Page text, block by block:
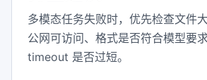
多模态任务失败时，优先检查文件
公网可访问、格式是否符合模型要
timeout 是否过短。